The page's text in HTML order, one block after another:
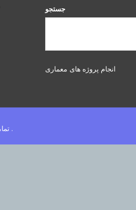
جستجو
انجام پروژه های معماری
تمامی حقوق سایت نزد پروژه معماری98 محفوظ است .